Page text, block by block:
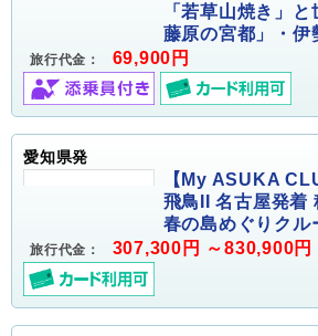
「若草山焼き」
藤原の宮都」・伊
旅行代金： 69,900円
愛知県発
【My ASUKA
飛鳥II 名古屋発着
春の島めぐりクル
旅行代金： 307,300円 ～830,900円